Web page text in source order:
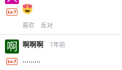
喜欢 反对
啊啊啊 7年前
.........